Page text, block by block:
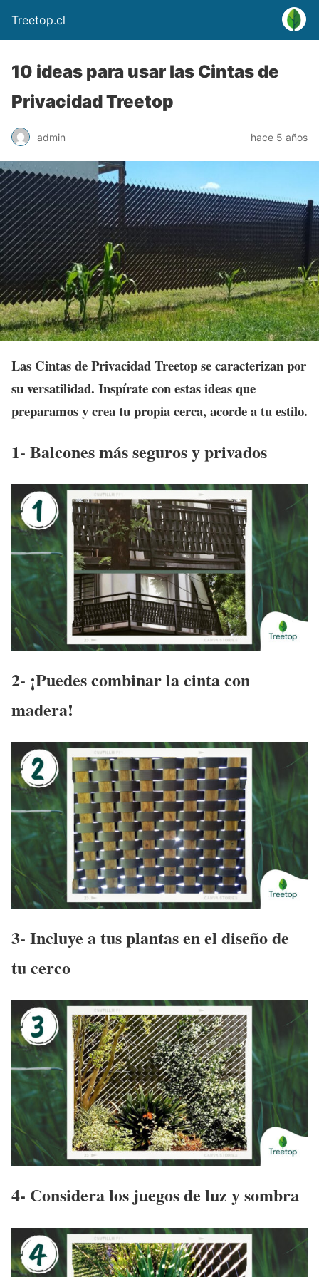
Treetop.cl
10 ideas para usar las Cintas de
Privacidad Treetop
admin hace 5 años
Las Cintas de Privacidad Treetop se caracterizan por
su versatilidad. Inspírate con estas ideas que
preparamos y crea tu propia cerca, acorde a tu estilo.
1- Balcones más seguros y privados
2- ¡Puedes combinar la cinta con
madera!
3- Incluye a tus plantas en el diseño de
tu cerco
4- Considera los juegos de luz y sombra